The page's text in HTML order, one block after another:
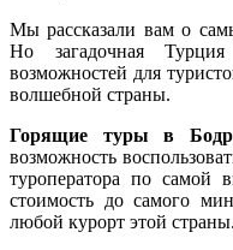
Мы рассказали вам о
Но загадочная
возможностей для
волшебной страны.
Горящие туры в
возможность
туроператора по
стоимость до самого
любой курорт этой страны.